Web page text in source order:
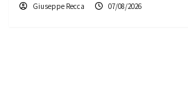
Giuseppe Recca 07/08/2026